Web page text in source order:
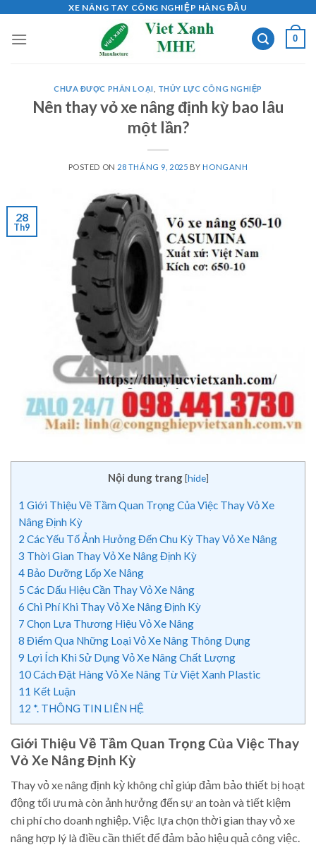
content
XE NÂNG TAY CÔNG NGHIỆP HÀNG ĐẦU
0
CHƯA ĐƯỢC PHÂN LOẠI THỦY LỰC CÔNG NGHIỆP
Nên thay vỏ xe nâng định kỳ bao lâu
một lần?
POSTED ON 28 THÁNG 9, 2025 BYHONGANH
28
Th9
Nội dung trang [hide]
1 Giới Thiệu Về Tầm Quan Trọng Của Việc Thay Vỏ Xe
Nâng Định Kỳ
2 Các Yếu Tố Ảnh Hưởng Đến Chu Kỳ Thay Vỏ Xe Nâng
3 Thời Gian Thay Vỏ Xe Nâng Định Kỳ
4 Bảo Dưỡng Lốp Xe Nâng
5 Các Dấu Hiệu Cần Thay Vỏ Xe Nâng
6 Chi Phí Khi Thay Vỏ Xe Nâng Định Kỳ
7 Chọn Lựa Thương Hiệu Vỏ Xe Nâng
8 Điểm Qua Những Loại Vỏ Xe Nâng Thông Dụng
9 Lợi Ích Khi Sử Dụng Vỏ Xe Nâng Chất Lượng
10Cách Đặt Hàng Vỏ Xe Nâng Từ Việt Xanh Plastic
11 Kết Luận
12 *. THÔNG TIN LIÊN HỆ
Giới Thiệu Về Tầm Quan Trọng Của Việc Thay
Vỏ Xe Nâng Định Kỳ
Thay vỏ xe nâng định kỳ không chỉ giúp đảm bảo thiết bị hoạt
động tối ưu mà còn ảnh hưởng đến sự an toàn và tiết kiệm
chi phí cho doanh nghiệp. Việc lựa chọn thời gian thay vỏ xe
nâng hợp lý là điều cần thiết để đảm bảo hiệu quả công việc.